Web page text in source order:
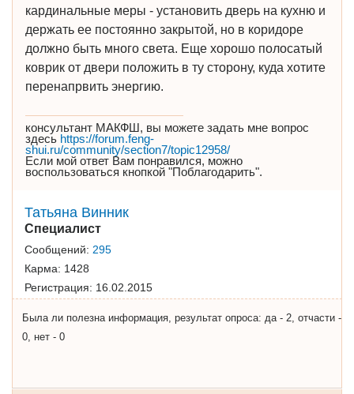
кардинальные меры - установить дверь на кухню и
держать ее постоянно закрытой, но в коридоре
должно быть много света. Еще хорошо полосатый
коврик от двери положить в ту сторону, куда хотите
перенапрвить энергию.
консультант МАКФШ, вы можете задать мне вопрос
здесь https://forum.feng-
shui.ru/community/section7/topic12958/
Если мой ответ Вам понравился, можно
воспользоваться кнопкой "Поблагодарить".
Татьяна Винник
Специалист
Сообщений: 295
Карма: 1428
Регистрация: 16.02.2015
Была ли полезна информация, результат опроса: да - 2, отчасти -
0, нет - 0